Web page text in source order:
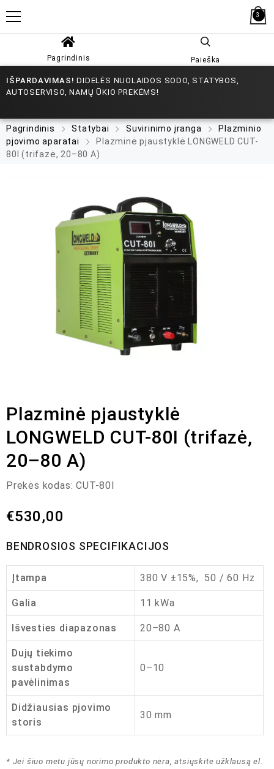
3
Pagrindinis Paieška
IŠPARDAVIMAS! DIDELĖS NUOLAIDOS SODO, STATYBOS,
AUTOSERVISO, NAMŲ ŪKIO PREKĖMS!
Pagrindinis Statybai Suvirinimo įranga
Plazminio
pjovimo aparatai
Plazminė pjaustyklė LONGWELD CUT-
80I (trifazė, 20–80 A)
Plazminė pjaustyklė
LONGWELD CUT-80I (trifazė,
20–80 A)
Prekės kodas: CUT-80I
€530,00
BENDROSIOS SPECIFIKACIJOS
Įtampa 380 V ±15%, 50 / 60 Hz
Galia 11 kWa
Išvesties diapazonas 20–80 A
Dujų tiekimo
sustabdymo
pavėlinimas
0–10
Didžiausias pjovimo
storis
30 mm
* Jei šiuo metu jūsų norimo produkto nėra, atsiųskite užklausą el.